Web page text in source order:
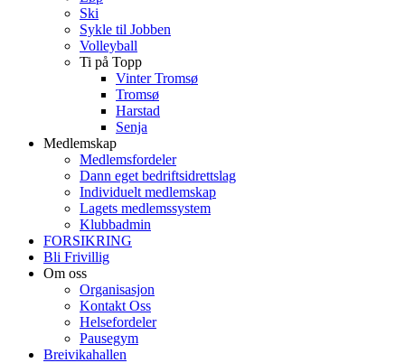
Ski
Sykle til Jobben
Volleyball
Ti på Topp
Vinter Tromsø
Tromsø
Harstad
Senja
Medlemskap
Medlemsfordeler
Dann eget bedriftsidrettslag
Individuelt medlemskap
Lagets medlemssystem
Klubbadmin
FORSIKRING
Bli Frivillig
Om oss
Organisasjon
Kontakt Oss
Helsefordeler
Pausegym
Breivikahallen